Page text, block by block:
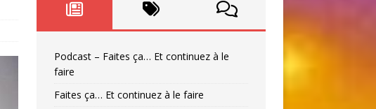
Podcast – Faites ça… Et continuez à le
faire
Faites ça… Et continuez à le faire